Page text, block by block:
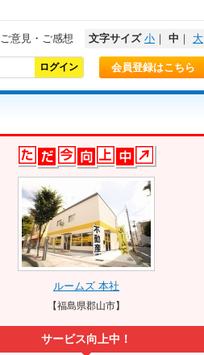
ご意見・ご感想 文字サイズ 小 ｜ 中 ｜ 大
会員登録はこちら
ルームズ 本社
【福島県郡山市】
サービス向上中！